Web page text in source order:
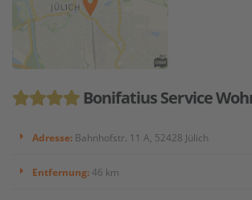
Bonifatius Service
Adresse: Bahnhofstr. 11 A, 52428 Jülich
Entfernung:46 km